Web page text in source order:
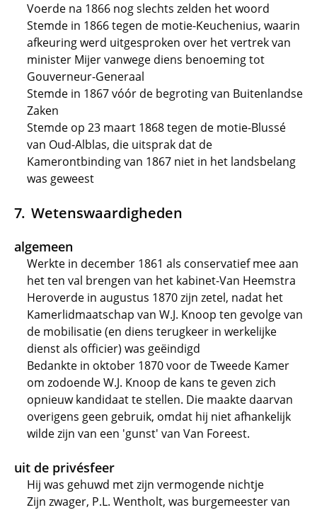
Voerde na 1866 nog slechts zelden het woord
Stemde in 1866 tegen de motie-Keuchenius, waarin
afkeuring werd uitgesproken over het vertrek van
minister Mijer vanwege diens benoeming tot
Gouverneur-Generaal
Stemde in 1867 vóór de begroting van Buitenlandse
Zaken
Stemde op 23 maart 1868 tegen de motie-Blussé
van Oud-Alblas, die uitsprak dat de
Kamerontbinding van 1867 niet in het landsbelang
was geweest
Wetenswaardigheden
algemeen
Werkte in december 1861 als conservatief mee aan
het ten val brengen van het kabinet-Van Heemstra
Heroverde in augustus 1870 zijn zetel, nadat het
Kamerlidmaatschap van W.J. Knoop ten gevolge van
de mobilisatie (en diens terugkeer in werkelijke
dienst als officier) was geëindigd
Bedankte in oktober 1870 voor de Tweede Kamer
om zodoende W.J. Knoop de kans te geven zich
opnieuw kandidaat te stellen. Die maakte daarvan
overigens geen gebruik, omdat hij niet afhankelijk
wilde zijn van een 'gunst' van Van Foreest.
uit de privésfeer
Hij was gehuwd met zijn vermogende nichtje
Zijn zwager, P.L. Wentholt, was burgemeester van